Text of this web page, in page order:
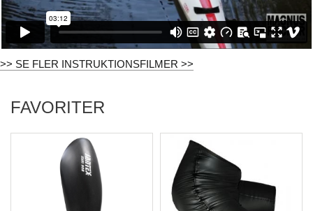
>> SE FLER INSTRUKTIONSFILMER >>
FAVORITER